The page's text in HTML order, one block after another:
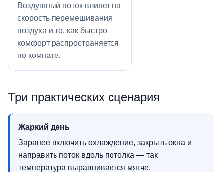
Воздушный поток влияет на
скорость перемешивания
воздуха и то, как быстро
комфорт распространяется
по комнате.
Три практических сценария
Жаркий день
Заранее включить охлаждение, закрыть окна и
направить поток вдоль потолка — так
температура выравнивается мягче.